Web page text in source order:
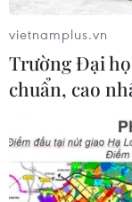
#Bộ Khoa học và
#Ứng dụng khoa
TP. Hà Nội
vietnamplus.vn
Trường Đại
chuẩn, cao